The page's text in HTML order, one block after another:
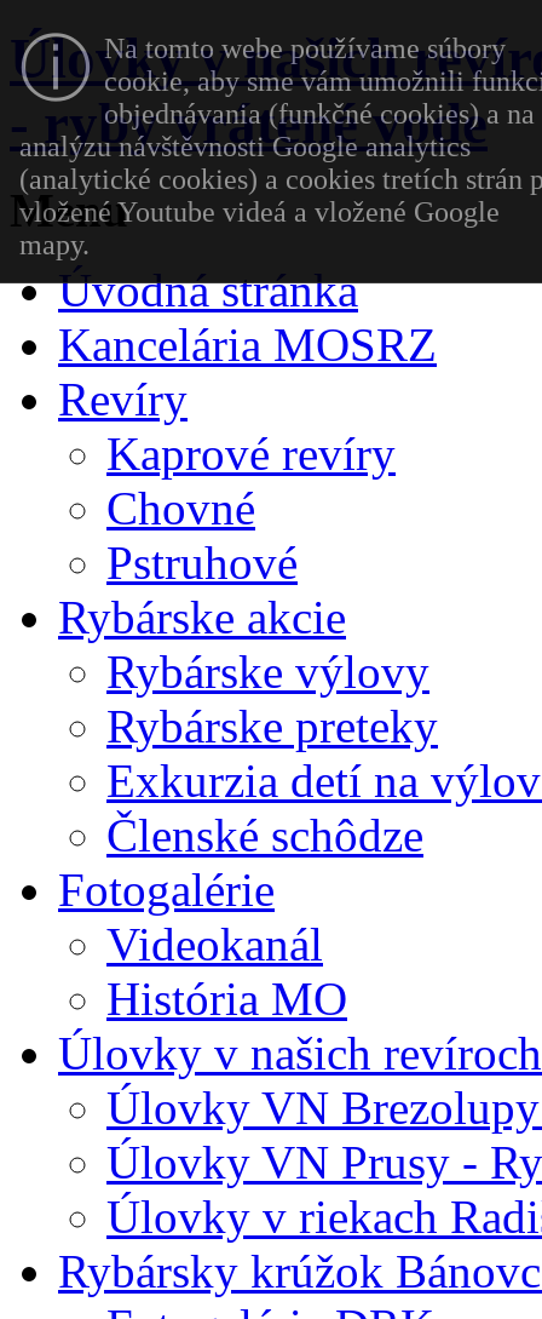
ⓘ Na tomto webe používame súbory
cookie, aby sme vám umožnili
objednávania (funkčné cookies) a na
analýzu návštěvnosti Google analytics
(analytické cookies) a cookies tretích strán
vložené Youtube videá a vložené Google
mapy.
Úlovky v našich
- ryby vrátené vode
Menu
Úvodná stránka
Kancelária MOSRZ
Revíry
Kaprové revíry
Chovné
Pstruhové
Rybárske akcie
Rybárske výlovy
Rybárske preteky
Exkurzia detí na
Členské schôdze
Fotogalérie
Videokanál
História MO
Úlovky v našich revíroch
Úlovky VN
Úlovky VN Prusy -
Úlovky v riekach
Rybársky krúžok